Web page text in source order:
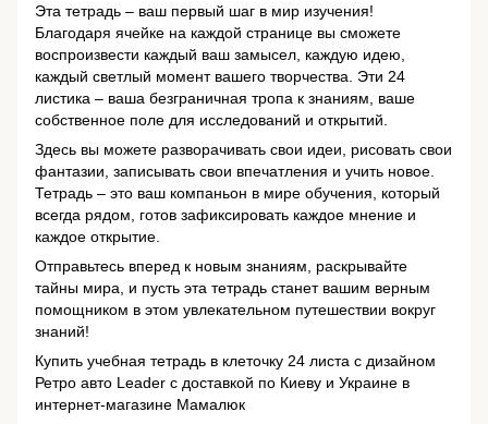
Эта тетрадь – ваш первый шаг в мир изучения!
Благодаря ячейке на каждой странице вы сможете
воспроизвести каждый ваш замысел, каждую идею,
каждый светлый момент вашего творчества. Эти 24
листика – ваша безграничная тропа к знаниям, ваше
собственное поле для исследований и открытий.
Здесь вы можете разворачивать свои идеи, рисовать свои
фантазии, записывать свои впечатления и учить новое.
Тетрадь – это ваш компаньон в мире обучения, который
всегда рядом, готов зафиксировать каждое мнение и
каждое открытие.
Отправьтесь вперед к новым знаниям, раскрывайте
тайны мира, и пусть эта тетрадь станет вашим верным
помощником в этом увлекательном путешествии вокруг
знаний!
Купить учебная тетрадь в клеточку 24 листа с дизайном
Ретро авто Leader с доставкой по Киеву и Украине в
интернет-магазине Мамалюк